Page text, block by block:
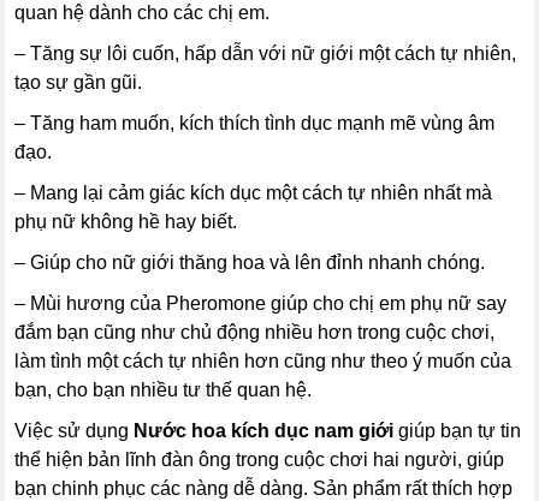
quan hệ dành cho các chị em.
– Tăng sự lôi cuốn, hấp dẫn với nữ giới một cách tự nhiên,
tạo sự gần gũi.
– Tăng ham muốn, kích thích tình dục mạnh mẽ vùng âm
đạo.
– Mang lại cảm giác kích dục một cách tự nhiên nhất mà
phụ nữ không hề hay biết.
– Giúp cho nữ giới thăng hoa và lên đỉnh nhanh chóng.
– Mùi hương của Pheromone giúp cho chị em phụ nữ say
đắm bạn cũng như chủ động nhiều hơn trong cuộc chơi,
làm tình một cách tự nhiên hơn cũng như theo ý muốn của
bạn, cho bạn nhiều tư thế quan hệ.
Việc sử dụng Nước hoa kích dục nam giới giúp bạn tự tin
thể hiện bản lĩnh đàn ông trong cuộc chơi hai người, giúp
bạn chinh phục các nàng dễ dàng. Sản phẩm rất thích hợp